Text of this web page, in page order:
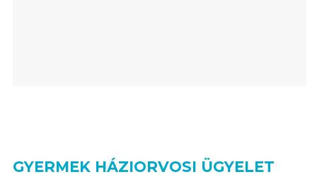
GYERMEK HÁZIORVOSI ÜGYELET